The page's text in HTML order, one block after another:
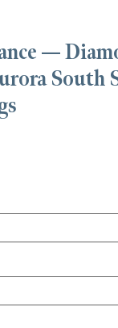
—
South